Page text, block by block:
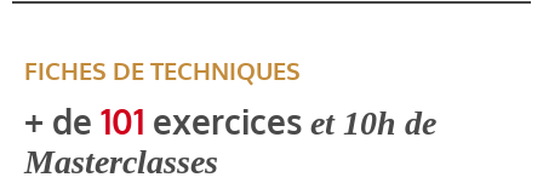
FICHES DE TECHNIQUES
+ de 101 exercices et 10h de
Masterclasses